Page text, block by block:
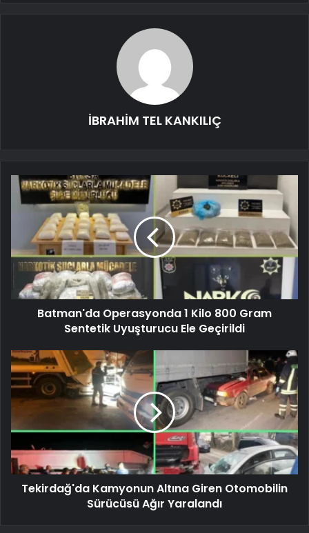
İBRAHİM TEL KANKILIÇ
Batman'da Operasyonda 1 Kilo 800 Gram
Sentetik Uyuşturucu Ele Geçirildi
Tekirdağ'da Kamyonun Altına Giren Otomobilin
Sürücüsü Ağır Yaralandı